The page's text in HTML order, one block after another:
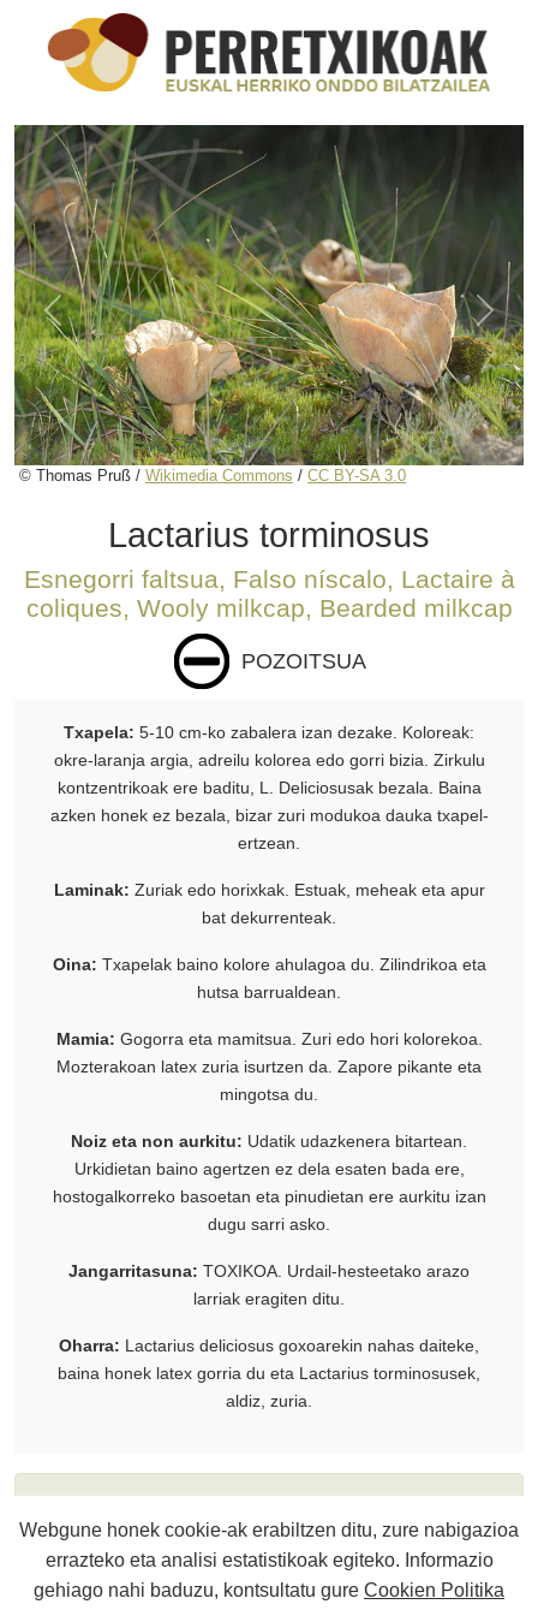
© Thomas Pruß / Wikimedia Commons / CC BY-SA 3.0
Previous Next
Lactarius torminosus
Esnegorri faltsua, Falso níscalo, Lactaire à
coliques, Wooly milkcap, Bearded milkcap
POZOITSUA
Txapela: 5-10 cm-ko zabalera izan dezake. Koloreak:
okre-laranja argia, adreilu kolorea edo gorri bizia. Zirkulu
kontzentrikoak ere baditu, L. Deliciosusak bezala. Baina
azken honek ez bezala, bizar zuri modukoa dauka txapel-
ertzean.
Laminak: Zuriak edo horixkak. Estuak, meheak eta apur
bat dekurrenteak.
Oina: Txapelak baino kolore ahulagoa du. Zilindrikoa eta
hutsa barrualdean.
Mamia: Gogorra eta mamitsua. Zuri edo hori kolorekoa.
Mozterakoan latex zuria isurtzen da. Zapore pikante eta
mingotsa du.
Noiz eta non aurkitu: Udatik udazkenera bitartean.
Urkidietan baino agertzen ez dela esaten bada ere,
hostogalkorreko basoetan eta pinudietan ere aurkitu izan
dugu sarri asko.
Jangarritasuna: TOXIKOA. Urdail-hesteetako arazo
larriak eragiten ditu.
Oharra: Lactarius deliciosus goxoarekin nahas daiteke,
baina honek latex gorria du eta Lactarius torminosusek,
aldiz, zuria.
perretxikozale aditu batekin.
Webgune honek cookie-ak erabiltzen ditu, zure nabigazioa
errazteko eta analisi estatistikoak egiteko. Informazio
gehiago nahi baduzu, kontsultatu gure Cookien Politika